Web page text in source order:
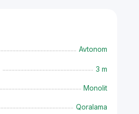
Avtonom
3 m
Monolit
Qoralama